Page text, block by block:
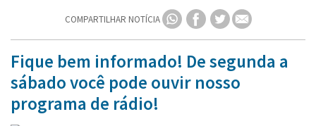
COMPARTILHAR NOTÍCIA
Fique bem informado! De segunda a
sábado você pode ouvir nosso
programa de rádio!